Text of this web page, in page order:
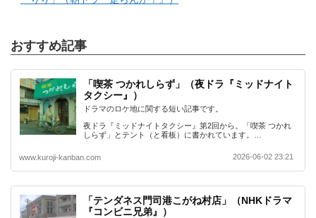
おすすめ記事
「喫茶 つかれしらず」（夜ドラ『ミッドナイト
タクシー』）
ドラマのロケ地に関する短い記事です。
夜ドラ『ミッドナイトタクシー』第2回から。「喫茶 つかれ
しらず」とテント（と看板）に書かれています。…
www.kuroji-kanban.com 2026-06-02 23:21
「テンダネス門司港こがね村店」（NHKドラマ
『コンビニ兄弟』）